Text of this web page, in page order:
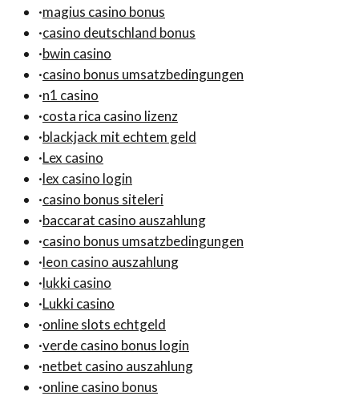
·magius casino bonus
·casino deutschland bonus
·bwin casino
·casino bonus umsatzbedingungen
·n1 casino
·costa rica casino lizenz
·blackjack mit echtem geld
·Lex casino
·lex casino login
·casino bonus siteleri
·baccarat casino auszahlung
·casino bonus umsatzbedingungen
·leon casino auszahlung
·lukki casino
·Lukki casino
·online slots echtgeld
·verde casino bonus login
·netbet casino auszahlung
·online casino bonus